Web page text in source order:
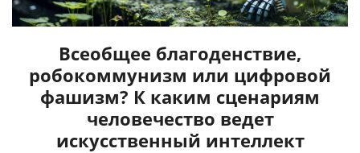
Всеобщее благоденствие,
робокоммунизм или цифровой
фашизм? К каким сценариям
человечество ведет
искусственный интеллект